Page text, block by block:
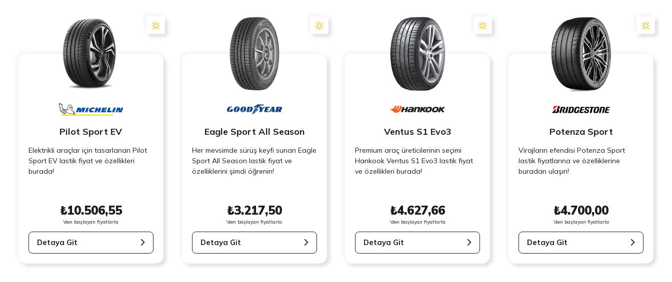
Pilot Sport EV
Elektrikli araçlar için tasarlanan Pilot
Sport EV lastik fiyat ve özellikleri
burada!
₺10.506,55
'den başlayan fiyatlarla
Detaya Git
Eagle Sport All Season
Her mevsimde sürüş keyfi sunan Eagle
Sport All Season lastik fiyat ve
özelliklerini şimdi öğrenin!
₺3.217,50
'den başlayan fiyatlarla
Detaya Git
Ventus S1 Evo3
Premium araç üreticilerinin seçimi
Hankook Ventus S1 Evo3 lastik fiyat
ve özellikleri burada!
₺4.627,66
'den başlayan fiyatlarla
Detaya Git
Potenza Sport
Virajların efendisi Potenza Sport
lastik fiyatlarına ve özelliklerine
buradan ulaşın!
₺4.700,00
'den başlayan fiyatlarla
Detaya Git